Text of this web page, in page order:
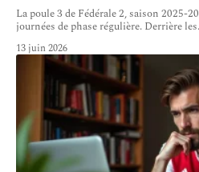
La poule 3 de Fédérale 2, saison 2025-
journées de phase régulière. Derrière les
13 juin 2026